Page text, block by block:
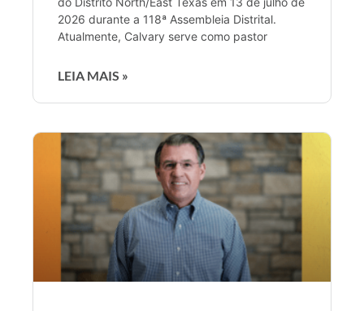
2026 durante a 118ª Assembleia Distrital.
Atualmente, Calvary serve como pastor
LEIA MAIS »